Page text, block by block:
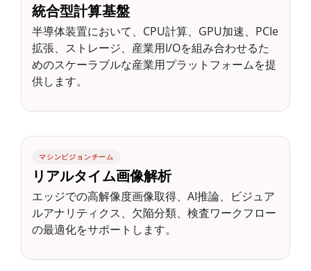
統合型計算基盤
半導体装置において、CPU計算、GPU加速、PCIe
拡張、ストレージ、産業用I/Oを組み合わせるた
めのスケーラブルな産業用プラットフォームを提
供します。
マシンビジョンチーム
リアルタイム画像解析
エッジでの高解像度画像取得、AI推論、ビジュア
ルアナリティクス、欠陥分類、検査ワークフロー
の最適化をサポートします。